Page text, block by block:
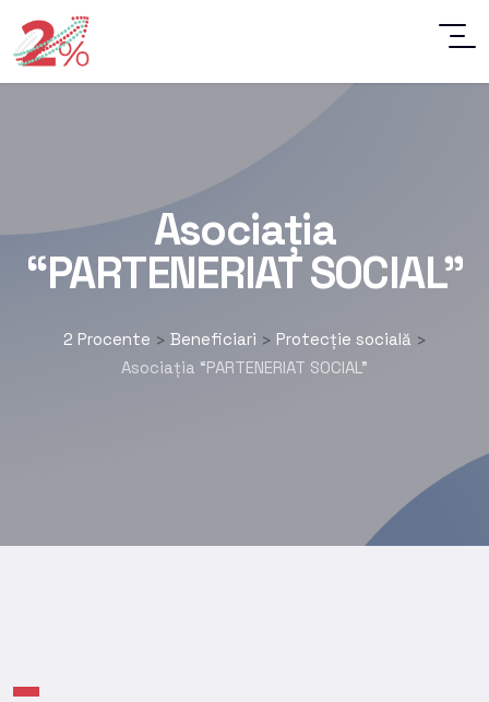
Asociația
“PARTENERIAT SOCIAL”
2 Procente > Beneficiari > Protecție socială >
Asociația “PARTENERIAT SOCIAL”